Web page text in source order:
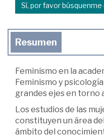
Sí, por favor
Resumen
Feminismo en la
Feminismo y
grandes ejes en torno
Los estudios de las
constituyen un área
ámbito del